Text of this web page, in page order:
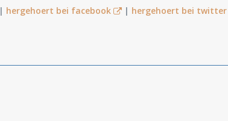
| hergehoert bei facebook | hergehoert bei twitter